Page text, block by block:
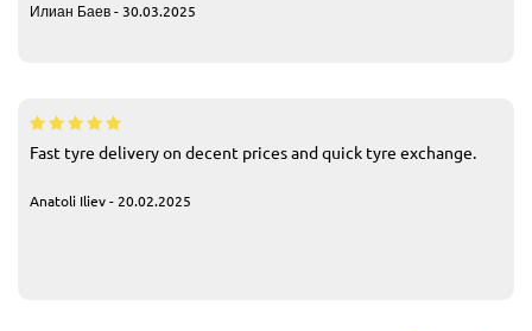
Илиан Баев - 30.03.2025
Fast tyre delivery on decent prices and quick tyre exchange.
Anatoli Iliev - 20.02.2025